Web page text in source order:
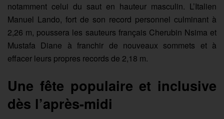
notamment celui du saut en hauteur masculin. L’Italien
Manuel Lando, fort de son record personnel culminant à
2,26 m, poussera les sauteurs français Cherubin Nsima et
Mustafa Diane à franchir de nouveaux sommets et à
effacer leurs propres records de 2,18 m.
Une fête populaire et inclusive
dès l’après-midi